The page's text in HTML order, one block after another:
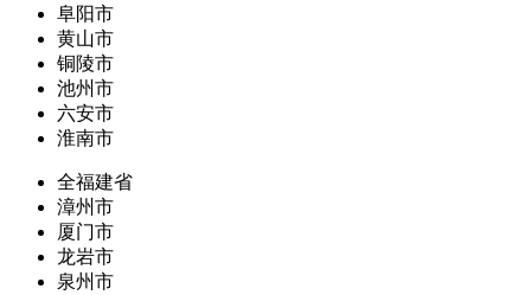
阜阳市
黄山市
铜陵市
池州市
六安市
淮南市
全福建省
漳州市
厦门市
龙岩市
泉州市